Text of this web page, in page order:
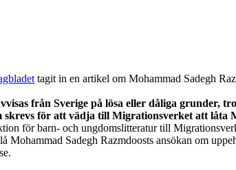
tagit in en artikel om Mohammad Sadegh
från Sverige på lösa eller dåliga grunder,
för att vädja till Migrationsverket att låta
för barn- och ungdomslitteratur till
Sadegh Razmdoosts ansökan om